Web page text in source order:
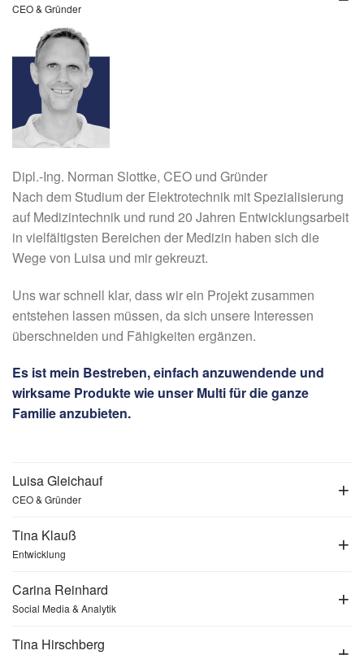
CEO & Gründer
Dipl.-Ing. Norman Slottke, CEO und Gründer
Nach dem Studium der Elektrotechnik mit Spezialisierung
auf Medizintechnik und rund 20 Jahren Entwicklungsarbeit
in vielfältigsten Bereichen der Medizin haben sich die
Wege von Luisa und mir gekreuzt.
Uns war schnell klar, dass wir ein Projekt zusammen
entstehen lassen müssen, da sich unsere Interessen
überschneiden und Fähigkeiten ergänzen.
Es ist mein Bestreben, einfach anzuwendende und
wirksame Produkte wie unser Multi für die ganze
Familie anzubieten.
Luisa Gleichauf
CEO & Gründer
Tina Klauß
Entwicklung
Carina Reinhard
Social Media & Analytik
Tina Hirschberg